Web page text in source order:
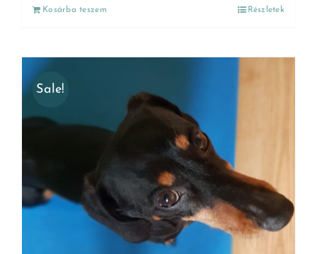
Kosárba teszem Részletek
Sale!